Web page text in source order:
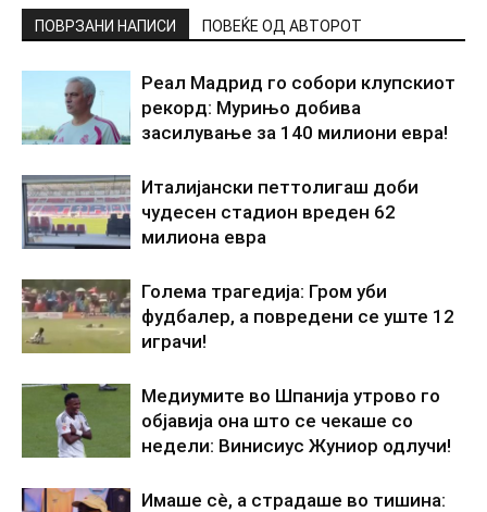
ПОВРЗАНИ НАПИСИ ПОВЕЌЕ ОД АВТОРОТ
Реал Мадрид го собори клупскиот
рекорд: Мурињо добива
засилување за 140 милиони евра!
Италијански петтолигаш доби
чудесен стадион вреден 62
милиона евра
Голема трагедија: Гром уби
фудбалер, а повредени се уште 12
играчи!
Медиумите во Шпанија утрово го
објавија она што се чекаше со
недели: Винисиус Жуниор одлучи!
Имаше сè, а страдаше во тишина: